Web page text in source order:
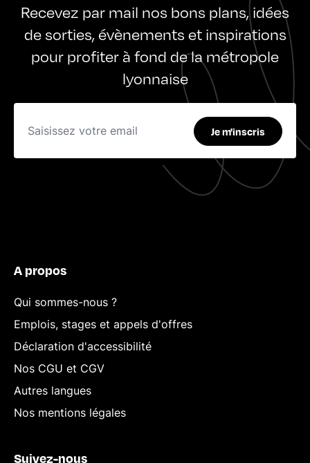
Recevez par mail nos bons plans, idées
de sorties, évènements et inspirations
pour profiter à fond de la métropole
lyonnaise
Je m'inscris
A propos
Qui sommes-nous ?
Emplois, stages et appels d'offres
Déclaration d'accessibilité
Nos CGU et CGV
Autres langues
Nos mentions légales
Suivez-nous